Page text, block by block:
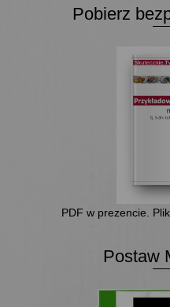
Pobierz
PDF w prezencie.
Postaw